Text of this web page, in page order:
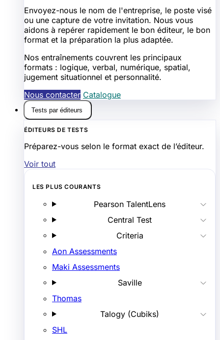
Envoyez-nous le nom de l'entreprise, le poste visé
ou une capture de votre invitation. Nous vous
aidons à repérer rapidement le bon éditeur, le bon
format et la préparation la plus adaptée.
Nos entraînements couvrent les principaux
formats : logique, verbal, numérique, spatial,
jugement situationnel et personnalité.
Nous contacter Catalogue
Tests par éditeurs
ÉDITEURS DE TESTS
Préparez-vous selon le format exact de l’éditeur.
Voir tout
LES PLUS COURANTS
Pearson TalentLens
Central Test
Criteria
Aon Assessments
Maki Assessments
Saville
Thomas
Talogy (Cubiks)
SHL